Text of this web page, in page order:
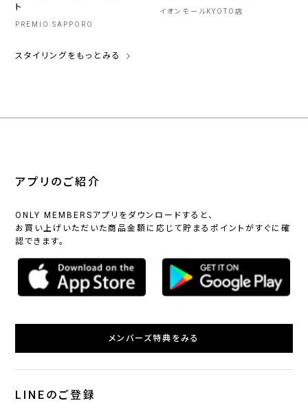
ト
PREMIO SAPPORO
イオンモールKYOTO店
スタイリングをもっとみる
アプリのご紹介
ONLY MEMBERSアプリをダウンロードすると、
お買い上げいただいた商品金額に応じて貯まるポイントがすぐに確
認できます。
メンバーズ特典をみる
LINEのご登録